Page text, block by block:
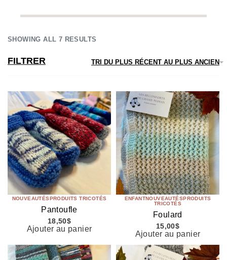
SHOWING ALL 7 RESULTS
TRI DU PLUS RÉCENT AU PLUS ANCIEN
FILTRER
NOUVEAUTÉSPRODUITS TRICOTÉS
Pantoufle
18,50$
Ajouter au panier
ENFANTNOUVEAUTÉSPRODUITS
TRICOTÉS
Foulard
15,00$
Ajouter au panier